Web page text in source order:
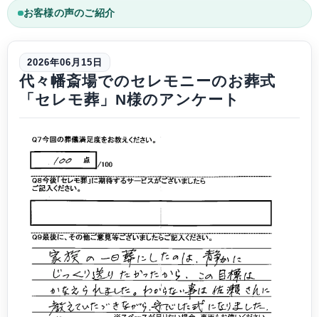
お客様の声のご紹介
2026年06月15日
代々幡斎場でのセレモニーのお葬式
「セレモ葬」N様のアンケート